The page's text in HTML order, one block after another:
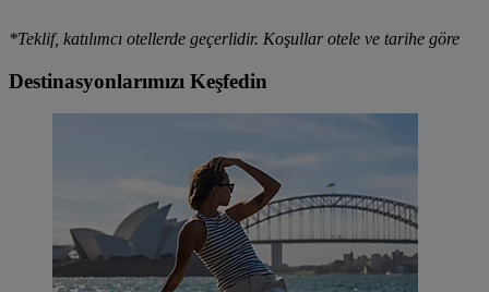
*Teklif, katılımcı otellerde geçerlidir. Koşullar otele ve tarihe göre
Destinasyonlarımızı Keşfedin